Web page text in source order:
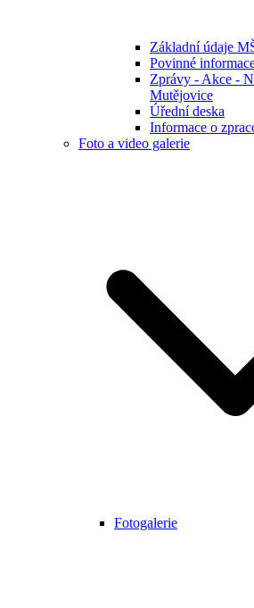
Základní údaje
Povinné
Zprávy - Akce -
Mutějovice
Úřední deska
Informace o
Foto a video galerie
Fotogalerie